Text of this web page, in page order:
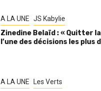
A LA UNE JS Kabylie
Zinedine Belaïd : « Quitter
l’une des décisions les plus
A LA UNE Les Verts